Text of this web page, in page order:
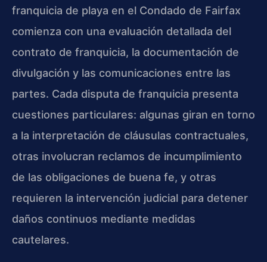
franquicia de playa en el Condado de Fairfax
comienza con una evaluación detallada del
contrato de franquicia, la documentación de
divulgación y las comunicaciones entre las
partes. Cada disputa de franquicia presenta
cuestiones particulares: algunas giran en torno
a la interpretación de cláusulas contractuales,
otras involucran reclamos de incumplimiento
de las obligaciones de buena fe, y otras
requieren la intervención judicial para detener
daños continuos mediante medidas
cautelares.